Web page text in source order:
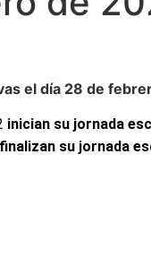
el día 28 de
inician su jornada
finalizan su jornada